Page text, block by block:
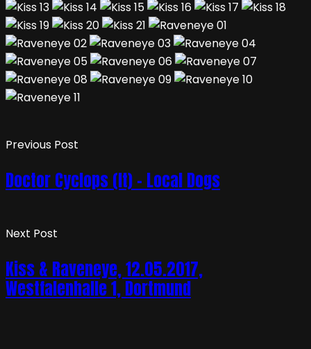
Previous Post
Doctor Cyclops (It) – Local Dogs
Next Post
Kiss & Raveneye, 12.05.2017,
Westfalenhalle 1, Dortmund